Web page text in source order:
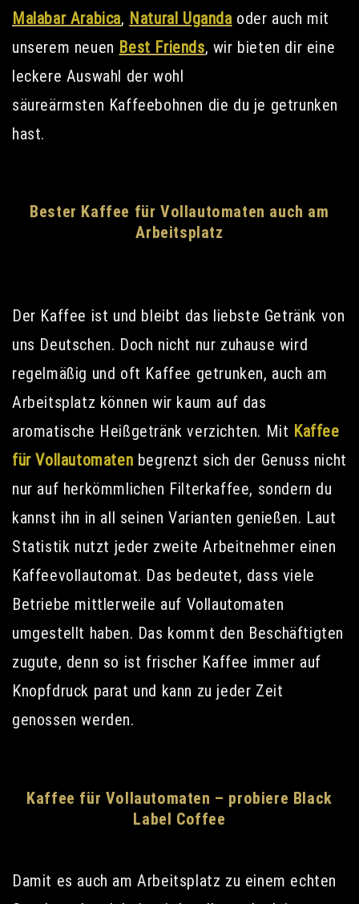
Malabar Arabica, Natural Ugandaoder auch mit
unserem neuen Best Friends, wir bieten dir eine
leckere Auswahl der wohl
säureärmsten Kaffeebohnen die du je getrunken
hast.
Bester Kaffee für Vollautomaten auch am
Arbeitsplatz
Der Kaffee ist und bleibt das liebste Getränk von
uns Deutschen. Doch nicht nur zuhause wird
regelmäßig und oft Kaffee getrunken, auch am
Arbeitsplatz können wir kaum auf das
aromatische Heißgetränk verzichten. Mit Kaffee
für Vollautomaten begrenzt sich der Genuss nicht
nur auf herkömmlichen Filterkaffee, sondern du
kannst ihn in all seinen Varianten genießen. Laut
Statistik nutzt jeder zweite Arbeitnehmer einen
Kaffeevollautomat. Das bedeutet, dass viele
Betriebe mittlerweile auf Vollautomaten
umgestellt haben. Das kommt den Beschäftigten
zugute, denn so ist frischer Kaffee immer auf
Knopfdruck parat und kann zu jeder Zeit
genossen werden.
Kaffee für Vollautomaten – probiere Black
Label Coffee
Damit es auch am Arbeitsplatz zu einem echten